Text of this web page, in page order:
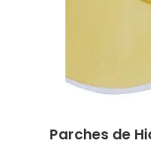
Parches de